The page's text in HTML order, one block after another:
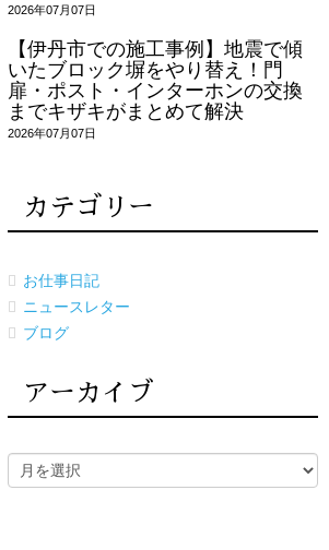
2026年07月07日
【伊丹市での施工事例】地震で傾
いたブロック塀をやり替え！門
扉・ポスト・インターホンの交換
までキザキがまとめて解決
2026年07月07日
カテゴリー
お仕事日記
ニュースレター
ブログ
アーカイブ